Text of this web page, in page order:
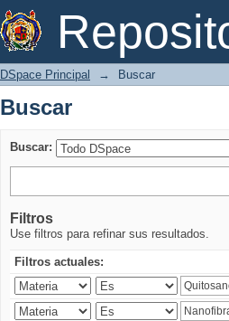
Buscar
DSpace Principal → Buscar
Buscar
Buscar:
Filtros
Use filtros para refinar sus resultados.
Filtros actuales: